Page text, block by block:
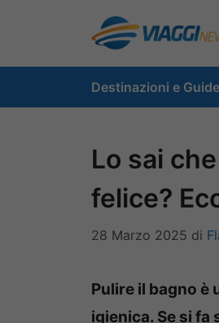
contenuto
Destinazioni e
Lo sai
felice?
28 Marzo 2025 di
Pulire il bagno è
igienica. Se si fa